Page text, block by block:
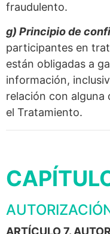
fraudulento.
g) Principio de
participantes en
están obligadas a
información,
relación con alguna
el Tratamiento.